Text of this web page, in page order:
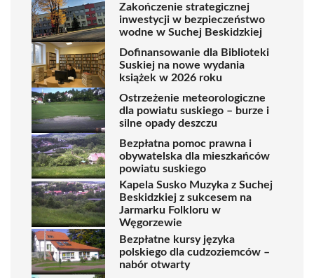
Zakończenie strategicznej
inwestycji w bezpieczeństwo
wodne w Suchej Beskidzkiej
Dofinansowanie dla Biblioteki
Suskiej na nowe wydania
książek w 2026 roku
Ostrzeżenie meteorologiczne
dla powiatu suskiego – burze i
silne opady deszczu
Bezpłatna pomoc prawna i
obywatelska dla mieszkańców
powiatu suskiego
Kapela Susko Muzyka z Suchej
Beskidzkiej z sukcesem na
Jarmarku Folkloru w
Węgorzewie
Bezpłatne kursy języka
polskiego dla cudzoziemców –
nabór otwarty